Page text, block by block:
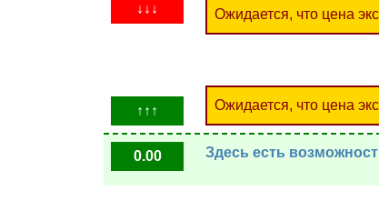
↓↓↓ Ожидается, что цена
↑↑↑ Ожидается, что цена
0.00 Здесь есть